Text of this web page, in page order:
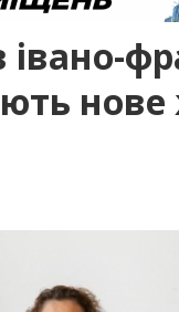
івано-